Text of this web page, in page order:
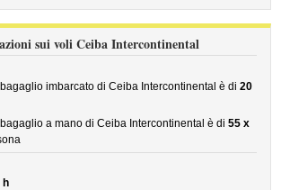
sui voli Ceiba Intercontinental
imbarcato di Ceiba Intercontinental è di20
a mano di Ceiba Intercontinental è di55 x
h